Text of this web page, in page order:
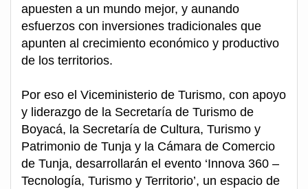
apuesten a un mundo mejor, y aunando
esfuerzos con inversiones tradicionales que
apunten al crecimiento económico y productivo
de los territorios.
Por eso el Viceministerio de Turismo, con apoyo
y liderazgo de la Secretaría de Turismo de
Boyacá, la Secretaría de Cultura, Turismo y
Patrimonio de Tunja y la Cámara de Comercio
de Tunja, desarrollarán el evento ‘Innova 360 –
Tecnología, Turismo y Territorio’, un espacio de